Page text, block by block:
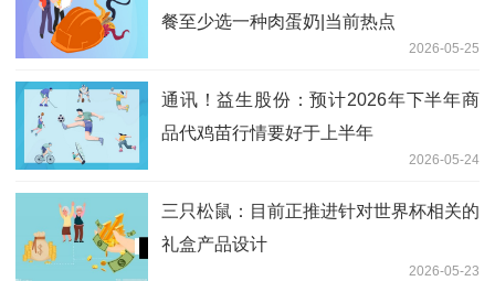
餐至少选一种肉蛋奶|当前热点
2026-05-25
通讯！益生股份：预计2026年下半年商
品代鸡苗行情要好于上半年
2026-05-24
三只松鼠：目前正推进针对世界杯相关的
礼盒产品设计
2026-05-23